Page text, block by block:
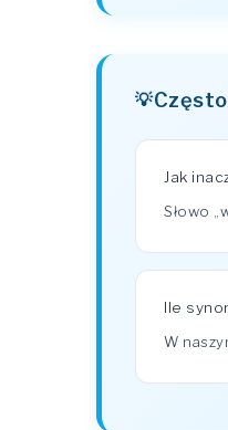
Jak
Słowo
Ile
W